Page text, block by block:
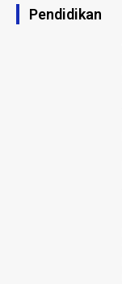
Pendidikan